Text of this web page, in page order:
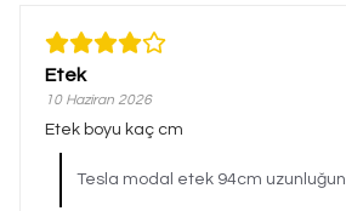
Etek
10 Haziran 2026
Etek boyu kaç cm
Tesla modal etek 94cm